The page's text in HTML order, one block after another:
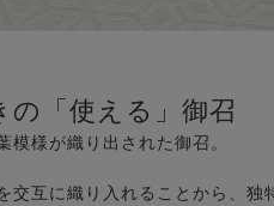
の「使える」御召
模様が織り出された御召。
交互に織り入れることから、